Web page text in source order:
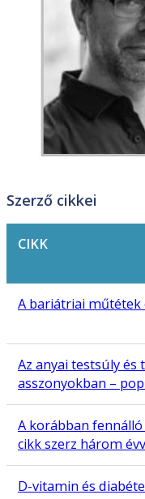
Szerző cikkei
CIKK
A bariátriai műtétek
Az anyai testsúly és
asszonyokban –
A korábban
cikk szerz három
D-vitamin és